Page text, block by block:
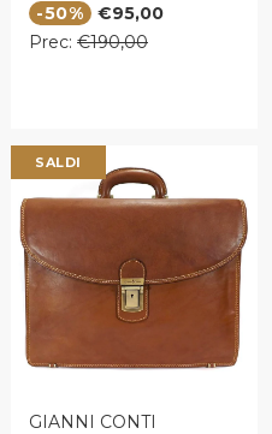
-50%
Prezzo di vendita
€95,00
Prezzo regolare
Prec: €190,00
SALDI
VENDITORE:
GIANNI CONTI